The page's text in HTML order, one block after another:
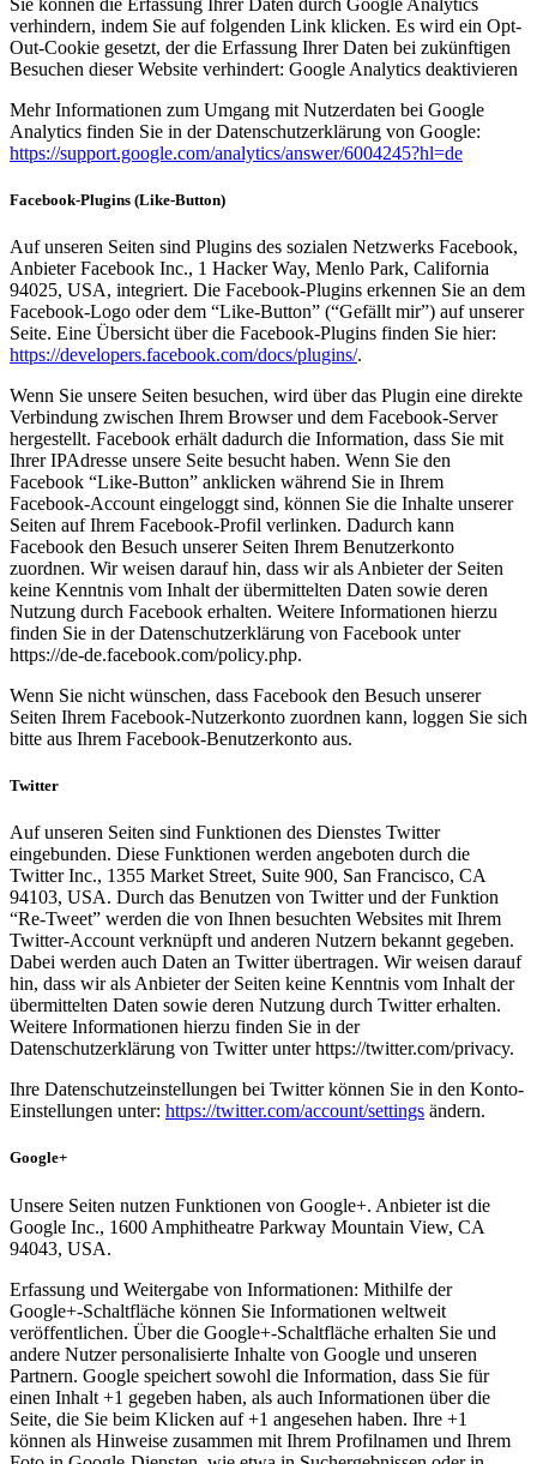
verhindern, indem Sie auf folgenden Link klicken. Es wird ein Opt-
Out-Cookie gesetzt, der die Erfassung Ihrer Daten bei zukünftigen
Besuchen dieser Website verhindert: Google Analytics deaktivieren
Mehr Informationen zum Umgang mit Nutzerdaten bei Google
Analytics finden Sie in der Datenschutzerklärung von Google:
https://support.google.com/analytics/answer/6004245?hl=de
Facebook-Plugins (Like-Button)
Auf unseren Seiten sind Plugins des sozialen Netzwerks Facebook,
Anbieter Facebook Inc., 1 Hacker Way, Menlo Park, California
94025, USA, integriert. Die Facebook-Plugins erkennen Sie an dem
Facebook-Logo oder dem “Like-Button” (“Gefällt mir”) auf unserer
Seite. Eine Übersicht über die Facebook-Plugins finden Sie hier:
https://developers.facebook.com/docs/plugins/.
Wenn Sie unsere Seiten besuchen, wird über das Plugin eine direkte
Verbindung zwischen Ihrem Browser und dem Facebook-Server
hergestellt. Facebook erhält dadurch die Information, dass Sie mit
Ihrer IPAdresse unsere Seite besucht haben. Wenn Sie den
Facebook “Like-Button” anklicken während Sie in Ihrem
Facebook-Account eingeloggt sind, können Sie die Inhalte unserer
Seiten auf Ihrem Facebook-Profil verlinken. Dadurch kann
Facebook den Besuch unserer Seiten Ihrem Benutzerkonto
zuordnen. Wir weisen darauf hin, dass wir als Anbieter der Seiten
keine Kenntnis vom Inhalt der übermittelten Daten sowie deren
Nutzung durch Facebook erhalten. Weitere Informationen hierzu
finden Sie in der Datenschutzerklärung von Facebook unter
https://de-de.facebook.com/policy.php.
Wenn Sie nicht wünschen, dass Facebook den Besuch unserer
Seiten Ihrem Facebook-Nutzerkonto zuordnen kann, loggen Sie sich
bitte aus Ihrem Facebook-Benutzerkonto aus.
Twitter
Auf unseren Seiten sind Funktionen des Dienstes Twitter
eingebunden. Diese Funktionen werden angeboten durch die
Twitter Inc., 1355 Market Street, Suite 900, San Francisco, CA
94103, USA. Durch das Benutzen von Twitter und der Funktion
“Re-Tweet” werden die von Ihnen besuchten Websites mit Ihrem
Twitter-Account verknüpft und anderen Nutzern bekannt gegeben.
Dabei werden auch Daten an Twitter übertragen. Wir weisen darauf
hin, dass wir als Anbieter der Seiten keine Kenntnis vom Inhalt der
übermittelten Daten sowie deren Nutzung durch Twitter erhalten.
Weitere Informationen hierzu finden Sie in der
Datenschutzerklärung von Twitter unter https://twitter.com/privacy.
Ihre Datenschutzeinstellungen bei Twitter können Sie in den Konto-
Einstellungen unter: https://twitter.com/account/settings ändern.
Google+
Unsere Seiten nutzen Funktionen von Google+. Anbieter ist die
Google Inc., 1600 Amphitheatre Parkway Mountain View, CA
94043, USA.
Erfassung und Weitergabe von Informationen: Mithilfe der
Google+-Schaltfläche können Sie Informationen weltweit
veröffentlichen. Über die Google+-Schaltfläche erhalten Sie und
andere Nutzer personalisierte Inhalte von Google und unseren
Partnern. Google speichert sowohl die Information, dass Sie für
einen Inhalt +1 gegeben haben, als auch Informationen über die
Seite, die Sie beim Klicken auf +1 angesehen haben. Ihre +1
können als Hinweise zusammen mit Ihrem Profilnamen und Ihrem